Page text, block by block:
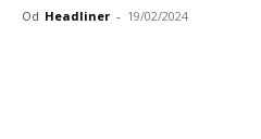
Od Headliner - 19/02/2024